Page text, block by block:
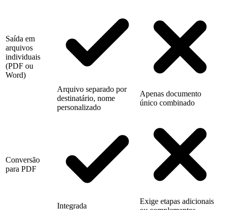
Saída em
arquivos
individuais
(PDF ou
Word)
Arquivo separado por
destinatário, nome
personalizado
Apenas documento
único combinado
Conversão
para PDF
Integrada
Exige etapas adicionais